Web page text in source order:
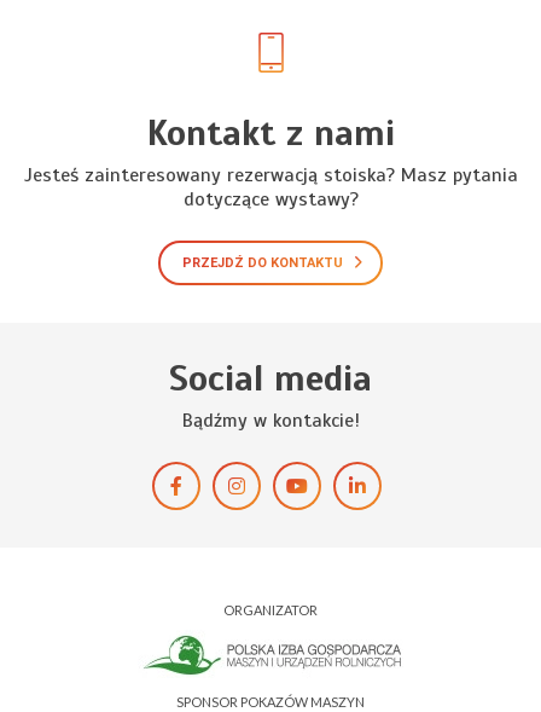
Kontakt z nami
Jesteś zainteresowany rezerwacją stoiska? Masz pytania
dotyczące wystawy?
PRZEJDŹ DO KONTAKTU
Social media
Bądźmy w kontakcie!
ORGANIZATOR
SPONSOR POKAZÓW MASZYN